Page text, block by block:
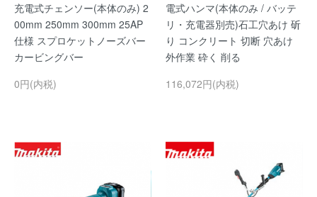
充電式チェンソー(本体のみ) 2
00mm 250mm 300mm 25AP
仕様 スプロケットノーズバー
カービングバー
0円(内税)
電式ハンマ(本体のみ / バッテ
リ・充電器別売)石工穴あけ 斫
り コンクリート 切断 穴あけ
外作業 砕く 削る
116,072円(内税)